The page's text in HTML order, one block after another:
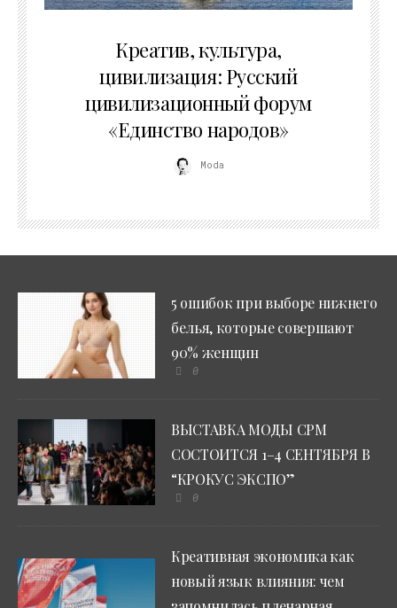
Креатив, культура,
цивилизация: Русский
цивилизационный форум
«Единство народов»
Moda
5 ошибок при выборе нижнего
белья, которые совершают
90% женщин
0
ВЫСТАВКА МОДЫ CPM
СОСТОИТСЯ 1–4 СЕНТЯБРЯ В
“КРОКУС ЭКСПО”
0
Креативная экономика как
новый язык влияния: чем